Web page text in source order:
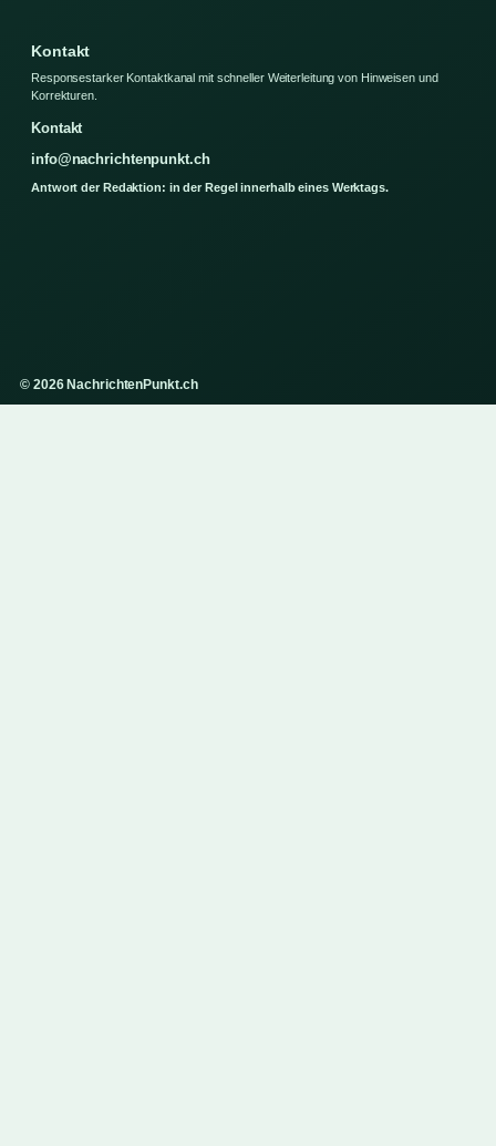
Kontakt
Responsestarker Kontaktkanal mit schneller Weiterleitung von Hinweisen und
Korrekturen.
Kontakt
info@nachrichtenpunkt.ch
Antwort der Redaktion: in der Regel innerhalb eines Werktags.
© 2026 NachrichtenPunkt.ch